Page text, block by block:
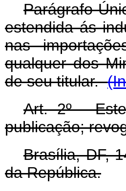
Parágrafo
estendida ás
nas
qualquer dos
de seu titular.
Art. 2º -
publicação;
Brasília, DF,
da República.